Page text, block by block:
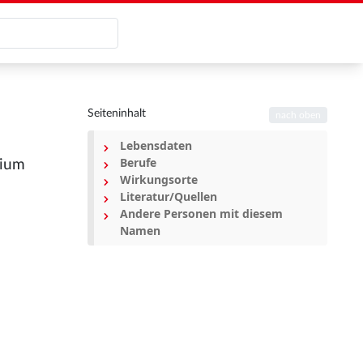
Seiteninhalt
Lebensdaten
Berufe
Wirkungsorte
Literatur/Quellen
Andere Personen mit diesem
Namen